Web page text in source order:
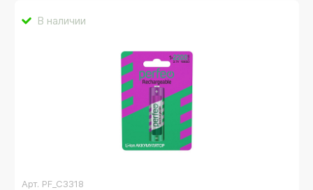
В наличии
Арт. PF_C3318